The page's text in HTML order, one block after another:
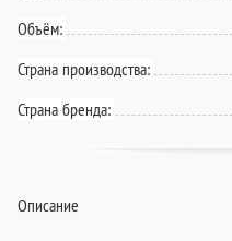
Объём:
Страна производства:
Страна бренда:
Описание